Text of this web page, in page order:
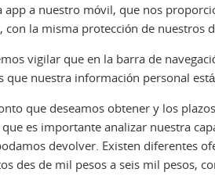
app a nuestro móvil, que nos
la misma protección de nuestros
vigilar que en la barra de
que nuestra información personal
que deseamos obtener y los
es importante analizar nuestra
devolver. Existen diferentes
des de mil pesos a seis mil pesos,